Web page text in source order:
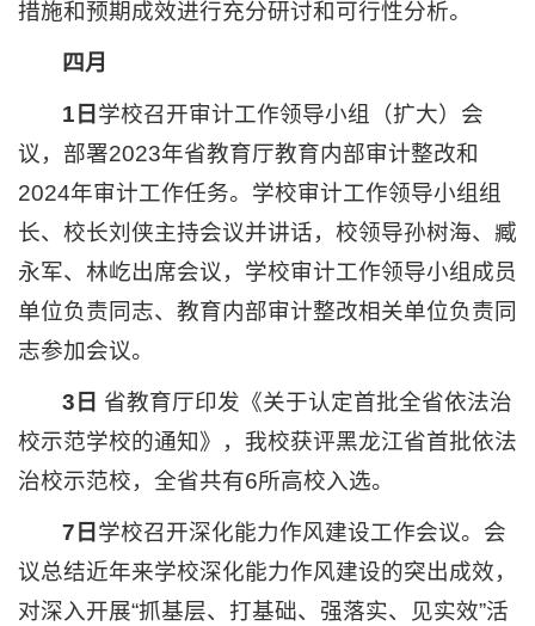
措施和预期成效进行充分研讨和可行性分析。
四月
1日 学校召开审计工作领导小组（扩大）会
议，部署2023年省教育厅教育内部审计整改和
2024年审计工作任务。学校审计工作领导小组组
长、校长刘侠主持会议并讲话，校领导孙树海、臧
永军、林屹出席会议，学校审计工作领导小组成员
单位负责同志、教育内部审计整改相关单位负责同
志参加会议。
3日 省教育厅印发《关于认定首批全省依法治
校示范学校的通知》，我校获评黑龙江省首批依法
治校示范校，全省共有6所高校入选。
7日 学校召开深化能力作风建设工作会议。会
议总结近年来学校深化能力作风建设的突出成效，
对深入开展“抓基层、打基础、强落实、见实效”活